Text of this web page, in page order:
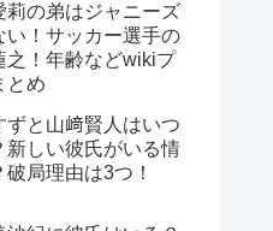
莉の弟はジャニーズ
い！サッカー選手の
之！年齢などwikiプ
とめ
ずと山﨑賢人はいつ
新しい彼氏がいる情
破局理由は3つ！